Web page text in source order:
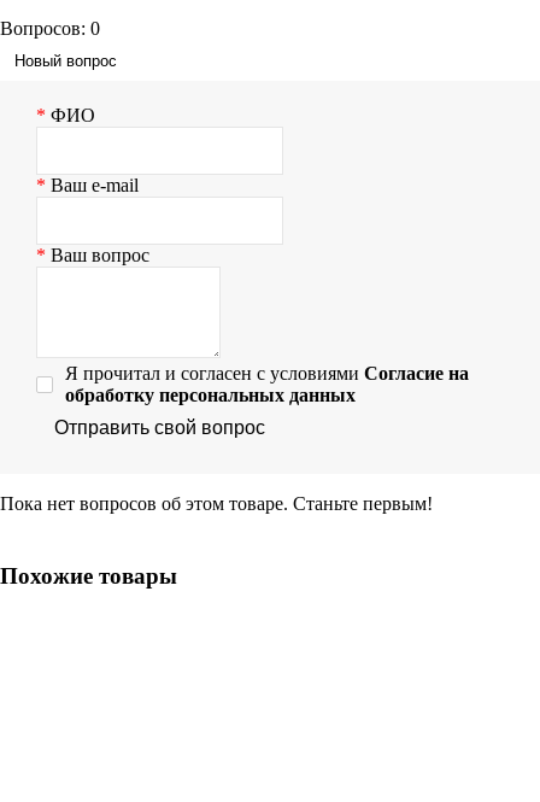
Вопросов: 0
Новый вопрос
ФИО
Ваш e-mail
Ваш вопрос
Я прочитал и согласен с условиями Согласие на
обработку персональных данных
Отправить свой вопрос
Пока нет вопросов об этом товаре. Станьте первым!
Похожие товары